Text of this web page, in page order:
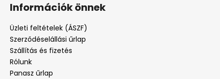
Információk önnek
Üzleti feltételek (ÁSZF)
Szerződéselállási űrlap
Szállítás és fizetés
Rólunk
Panasz űrlap